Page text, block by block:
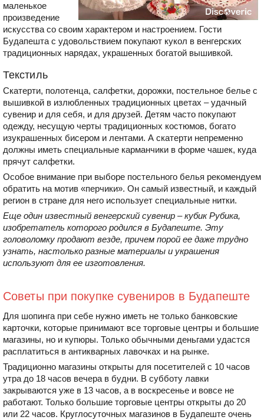
маленькое
произведение
искусства со своим характером и настроением. Гости
Будапешта с удовольствием покупают кукол в венгерских
традиционных нарядах, украшенных богатой вышивкой.
Текстиль
Скатерти, полотенца, салфетки, дорожки, постельное белье с
вышивкой в излюбленных традиционных цветах – удачный
сувенир и для себя, и для друзей. Детям часто покупают
одежду, несущую черты традиционных костюмов, богато
изукрашенных бисером и лентами. А скатерти непременно
должны иметь специальные карманчики в форме чашек, куда
прячут салфетки.
Особое внимание при выборе постельного белья рекомендуем
обратить на мотив «перчики». Он самый известный, и каждый
регион в стране для него использует специальные нитки.
Еще один известный венгерский сувенир – кубик Рубика,
изобретатель которого родился в Будапеште. Эту
головоломку продают везде, причем порой ее даже трудно
узнать, настолько разные материалы и украшения
используют для ее изготовления.
Советы при покупке сувениров в Будапеште
Для шопинга при себе нужно иметь не только банковские
карточки, которые принимают все торговые центры и большие
магазины, но и купюры. Только обычными деньгами удастся
расплатиться в антикварных лавочках и на рынке.
Традиционно магазины открыты для посетителей с 10 часов
утра до 18 часов вечера в будни. В субботу лавки
закрываются уже в 13 часов, а в воскресенье и вовсе не
работают. Только большие торговые центры открыты до 20
или 22 часов. Круглосуточных магазинов в Будапеште очень